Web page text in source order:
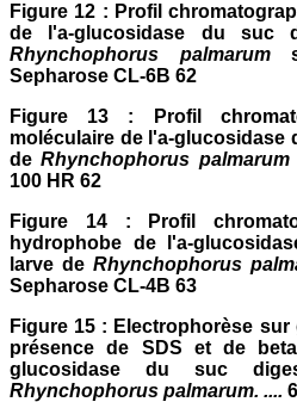
Figure 12 : Profil
de l'a-glucosidase du suc
Rhynchophorus palmarum
Sepharose CL-6B 62
Figure 13 : Profil
moléculaire de l'a-glucosidase
deRhynchophorus palmarum
100 HR 62
Figure 14 : Profil
hydrophobe de l'a-
larve deRhynchophorus
Sepharose CL-4B 63
Figure 15 : Electrophorèse
présence de SDS et de
glucosidase du suc
Rhynchophorus palmarum. ....